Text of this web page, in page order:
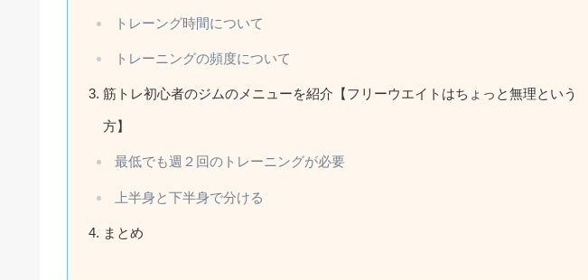
トレーング時間について
トレーニングの頻度について
筋トレ初心者のジムのメニューを紹介【フリーウエイトはちょっと無理という
方】
最低でも週２回のトレーニングが必要
上半身と下半身で分ける
まとめ